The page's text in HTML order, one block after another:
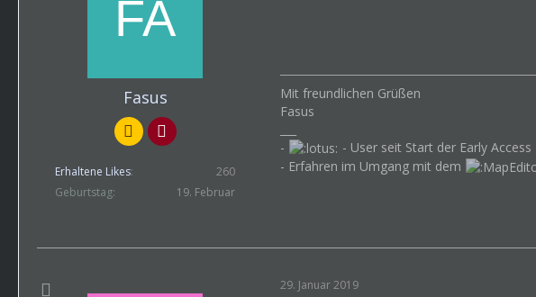
Fasus
Erhaltene Likes
260
Geburtstag
19. Februar
Mit freundlichen Grüßen
Fasus
-
- User seit Start der Early Access
- Erfahren im Umgang mit dem
29. Januar 2019